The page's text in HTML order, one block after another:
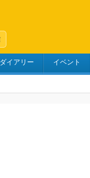
ダイアリー イベント